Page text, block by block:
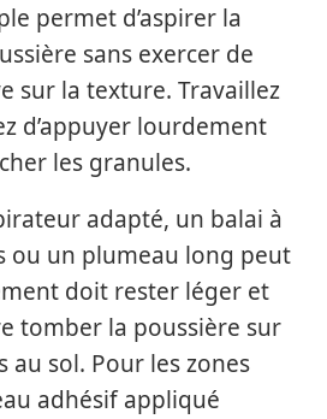
permet d’aspirer la
sans exercer de
sur la texture. Travaillez
d’appuyer lourdement
les granules.
adapté, un balai à
ou un plumeau long peut
doit rester léger et
tomber la poussière sur
au sol. Pour les zones
adhésif appliqué